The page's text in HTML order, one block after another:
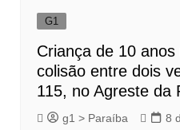
G1
Criança de 10
colisão entre dois
115, no Agreste da
g1 > Paraíba 8